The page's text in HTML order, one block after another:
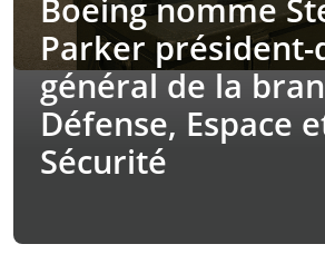
Boeing nomme
Parker
général de la
Défense, Espace
Sécurité